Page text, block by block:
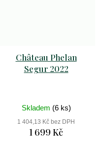
Château Phelan
Segur 2022
Skladem (6 ks)
1 404,13 Kč bez DPH
1 699 Kč